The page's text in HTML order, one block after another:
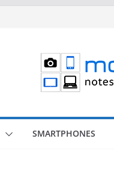
SMARTPHONES